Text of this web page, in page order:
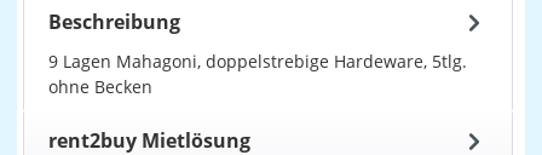
Beschreibung
9 Lagen Mahagoni, doppelstrebige Hardeware, 5tlg.
ohne Becken
rent2buy Mietlösung